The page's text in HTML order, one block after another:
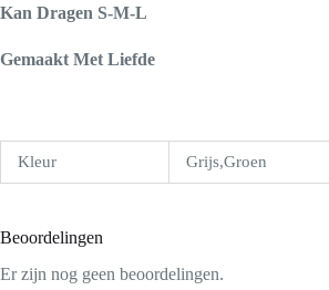
Kan Dragen S-M-L
Gemaakt Met Liefde
Kleur Grijs,Groen
Beoordelingen
Er zijn nog geen beoordelingen.